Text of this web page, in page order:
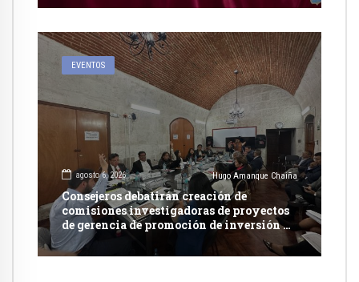
EVENTOS
agosto 6, 2026 Hugo Amanque Chaiña
Consejeros debatirán creación de
comisiones investigadoras de proyectos
de gerencia de promoción de inversión y
carretera en Caylloma